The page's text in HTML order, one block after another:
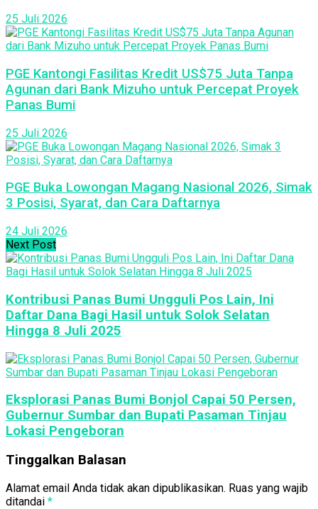
25 Juli 2026
PGE Kantongi Fasilitas Kredit US$75 Juta Tanpa
Agunan dari Bank Mizuho untuk Percepat Proyek
Panas Bumi
25 Juli 2026
PGE Buka Lowongan Magang Nasional 2026, Simak
3 Posisi, Syarat, dan Cara Daftarnya
24 Juli 2026
Next Post
Kontribusi Panas Bumi Ungguli Pos Lain, Ini
Daftar Dana Bagi Hasil untuk Solok Selatan
Hingga 8 Juli 2025
Eksplorasi Panas Bumi Bonjol Capai 50 Persen,
Gubernur Sumbar dan Bupati Pasaman Tinjau
Lokasi Pengeboran
Tinggalkan Balasan
Alamat email Anda tidak akan dipublikasikan. Ruas yang wajib
ditandai *